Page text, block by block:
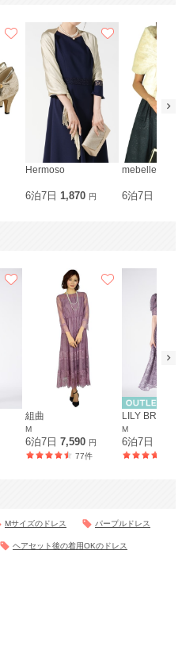
Hermoso
6泊7日1,870 円
mebelle muse
6泊7日
組曲
M
6泊7日7,590 円
77件
LILY BROWN
M
6泊7日
Mサイズのドレス パープルドレス
ヘアセット後の着用OKのドレス